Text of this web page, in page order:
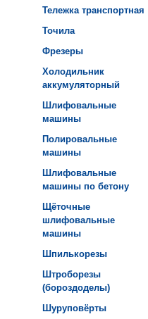
Тележка транспортная
Точила
Фрезеры
Холодильник
аккумуляторный
Шлифовальные
машины
Полировальные
машины
Шлифовальные
машины по бетону
Щёточные
шлифовальные
машины
Шпилькорезы
Штроборезы
(бороздоделы)
Шуруповёрты